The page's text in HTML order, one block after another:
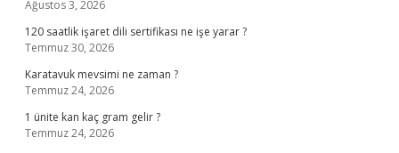
Ağustos 3, 2026
120 saatlik işaret dili sertifikası ne işe yarar ?
Temmuz 30, 2026
Karatavuk mevsimi ne zaman ?
Temmuz 24, 2026
1 ünite kan kaç gram gelir ?
Temmuz 24, 2026